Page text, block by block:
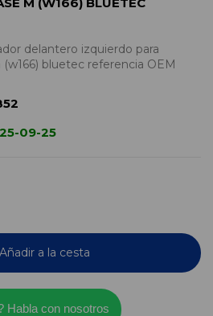
delantero izquierdo para
bluetec referencia OEM
09-25
Añadir a la cesta
Habla con nosotros